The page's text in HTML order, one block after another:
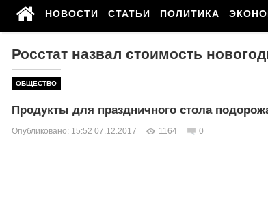
НОВОСТИ СТАТЬИ ПОЛИТИКА
Росстат назвал стоимость
ОБЩЕСТВО
Продукты для праздничного стола
Опубликовано: 15:52 07.12.2017 1164 0